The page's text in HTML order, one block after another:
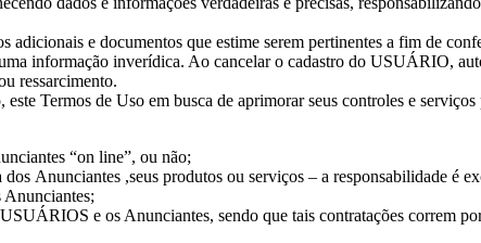
e documentos que estime serem pertinentes a fim de
informação inverídica. Ao cancelar o cadastro do USUÁRIO,
ressarcimento.
Termos de Uso em busca de aprimorar seus controles e serviços
“on line”, ou não;
Anunciantes ,seus produtos ou serviços – a responsabilidade é
e os Anunciantes, sendo que tais contratações correm